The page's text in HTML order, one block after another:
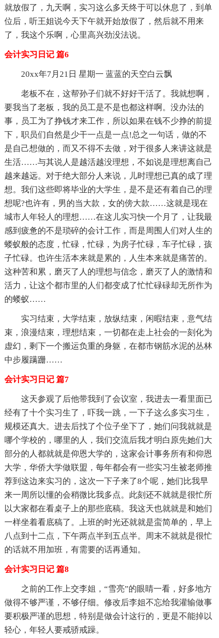
就放假了，九天啊，实习这么多天终于可以休息了，到单
位后，听王姐说今天下午就开始放假了，然后就不用来
了，我这个乐啊，心里高兴劲没法说。
会计实习日记 篇6
20xx年7月21日 星期一 蓝蓝的天空白云飘
老板不在，这帮孙子们就不好好干活了。我就想啊，
要我当了老板，我的员工是不是也都这样啊。没办法的
事，员工为了挣钱才来工作，所以如果在钱不少挣的前提
下，职员们自然是少干一点是一点!总之一句话，做的不
是自己想做的，而又不得不去做，对于很多人来讲这就是
生活……与其说人是越活越没理想，不如说是理想离自己
越来越远。对于绝大部分人来说，儿时理想已真的成了理
想。我们这些即将毕业的大学生，是不是还有着自己的理
想呢?也许有，男的当大款，女的傍大款……这就是现在
城市人年轻人的理想……在这儿实习快一个月了，让我最
感到疲惫的不是琐碎的会计工作，而是周围人们对人生的
蝼蚁般的态度，忙碌，忙碌，为房子忙碌，车子忙碌，孩
子忙碌。也许生活本来就是累的，人生本来就是痛苦的。
这种苦和累，磨灭了人的理想与信念，磨灭了人的激情和
活力，让这个都市里的人们都变成了忙忙碌碌却无所作为
的蝼蚁……
实习结束，大学结束，放纵结束，闲暇结束，意气结
束，浪漫结束，理想结束，一切都在走上社会的一刻化为
虚幻，剩下一个搬运负重的身躯，在都市钢筋水泥的丛林
中步履蹒跚……
会计实习日记 篇7
这天参观了后他带我到了会议室，我进去一看里面已
经有了十个实习生了，吓我一跳，一下子这么多实习生，
规模还真大。进去后找了个位子坐下了，她们问我就就是
哪个学校的，哪里的人，我们交流后我才明白原先她们大
部分的人都就就是仰恩大学的，这家会计事务所有和仰恩
大学，华侨大学做联盟，每年都会有一些实习生被老师推
荐到这边来实习的，这次一下子来了8个呢，她们比我早
来一周所以懂的会稍微比我多点。此刻还不就就是很忙所
以大家都在看桌子上的那些底稿。我这天也就就是和她们
一样坐着看底稿了。上班的时光还就就是蛮简单的，早上
八点到十二点，下午两点半到五点半。周末不就就是很忙
的话就不用加班，有需要的话再通知。
会计实习日记 篇8
之前的工作上交李姐，“雪亮”的眼睛一看，好多地方
做得不够严谨，不够仔细。修改后李姐不忘给我灌输做事
要积极严谨的思想，特别是做会计这行的，更是不能掉以
轻心，年轻人要戒骄戒躁。